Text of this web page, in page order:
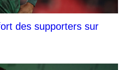
des supporters sur